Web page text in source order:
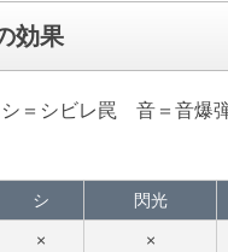
効果
＝シビレ罠 音＝音
シ 閃光
× ×